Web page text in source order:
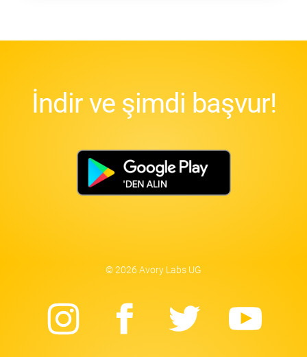
İndir ve şimdi başvur!
© 2026 Avory Labs UG
Instagram
Facebook
Twitter